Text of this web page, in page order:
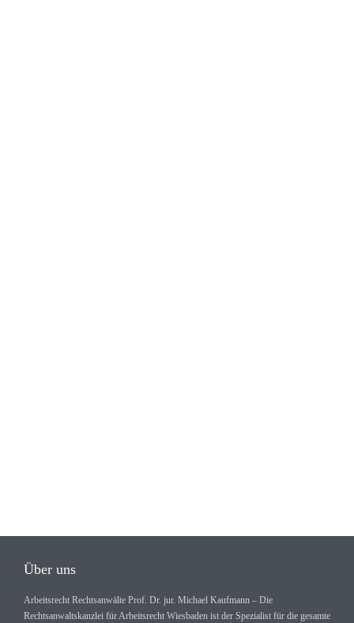
Über uns
Arbeitsrecht Rechtsanwälte Prof. Dr. jur. Michael Kaufmann – Die
Rechtsanwaltskanzlei für Arbeitsrecht Wiesbaden ist der Spezialist für die gesamte